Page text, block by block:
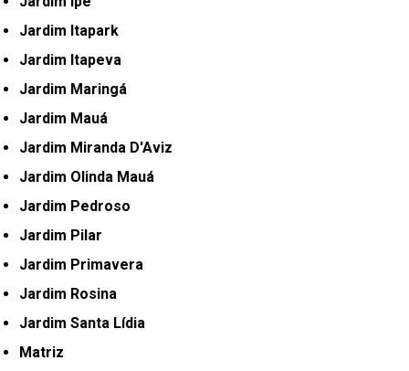
Jardim Itapark
Jardim Itapeva
Jardim Maringá
Jardim Mauá
Jardim Miranda D'Aviz
Jardim Olinda Mauá
Jardim Pedroso
Jardim Pilar
Jardim Primavera
Jardim Rosina
Jardim Santa Lídia
Matriz